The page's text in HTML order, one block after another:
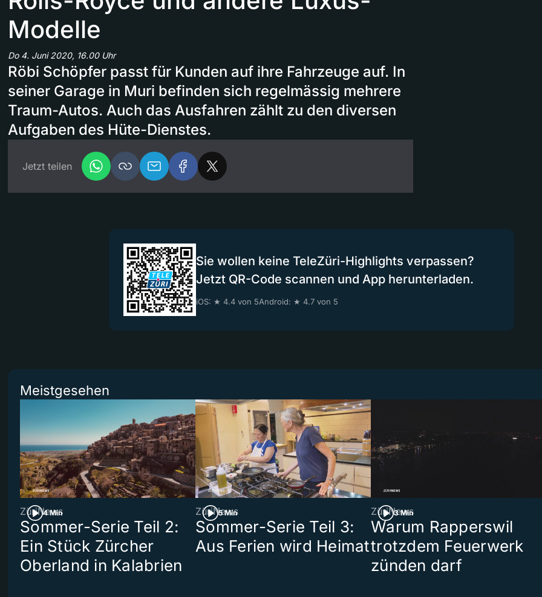
Modelle
Do 4. Juni 2020, 16.00 Uhr
Röbi Schöpfer passt für Kunden auf ihre Fahrzeuge auf. In
seiner Garage in Muri befinden sich regelmässig mehrere
Traum-Autos. Auch das Ausfahren zählt zu den diversen
Aufgaben des Hüte-Dienstes.
Jetzt teilen
Sie wollen keine TeleZüri-Highlights verpassen?
Jetzt QR-Code scannen und App herunterladen.
iOS: ★ 4.4 von 5Android: ★ 4.7 von 5
Meistgesehen
4 Min
ZüriNews
Sommer-Serie Teil 2:
Ein Stück Zürcher
Oberland in Kalabrien
5 Min
ZüriNews
Sommer-Serie Teil 3:
Aus Ferien wird Heimat
3 Min
ZüriNews
Warum Rapperswil
trotzdem Feuerwerk
zünden darf